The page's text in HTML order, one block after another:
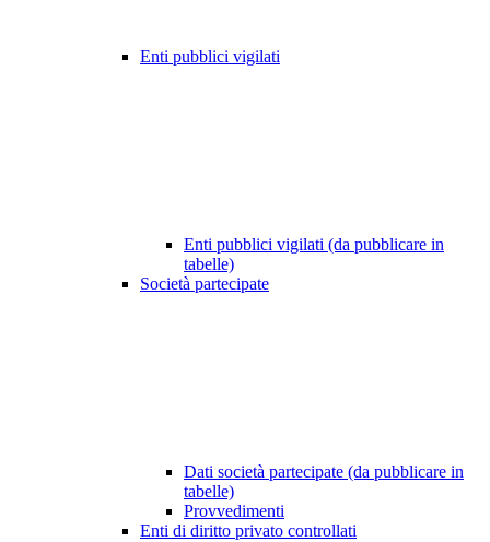
Enti pubblici vigilati
Enti pubblici vigilati (da pubblicare in
tabelle)
Società partecipate
Dati società partecipate (da pubblicare in
tabelle)
Provvedimenti
Enti di diritto privato controllati